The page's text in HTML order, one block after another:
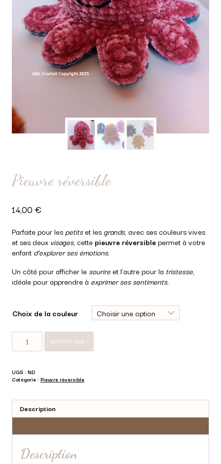
Pieuvre réversible
14,00 €
Parfaite pour les petitset les grands, avec ses couleurs vives
et ses deux visages, cette pieuvre réversiblepermet à votre
enfant d’explorer ses émotions.
Un côté pour afficher le sourireet l’autre pour la tristesse,
idéale pour apprendre à exprimer ses sentiments.
Choix de la couleur
quantité
ADOPTEZ-MOI !
UGS : ND
Catégorie : Pieuvre réversible
Description
Description